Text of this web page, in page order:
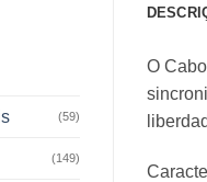
(59)
(149)
O